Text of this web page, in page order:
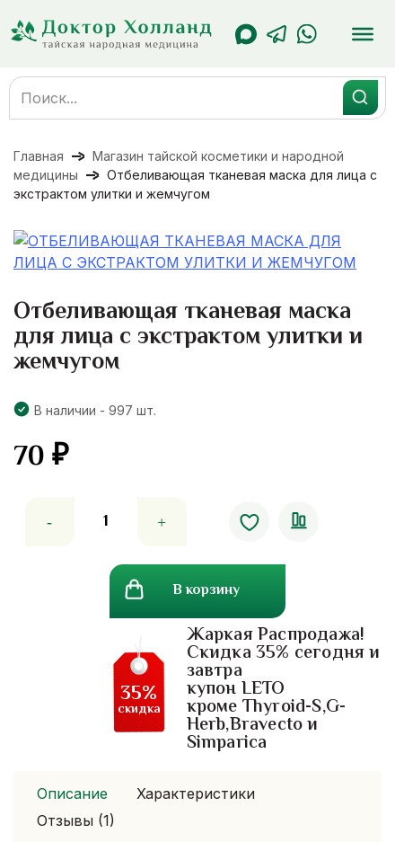
содержанию
Search
for:
Главная
Магазин тайской косметики и народной
медицины
Отбеливающая тканевая маска для лица с
экстрактом улитки и жемчугом
Отбеливающая тканевая маска
для лица с экстрактом улитки и
жемчугом
В наличии - 997 шт.
70₽
товара
В корзину
Жаркая Распродажа!
Скидка 35% сегодня и
завтра
купон LETO
кроме Thyroid-S,G-
Herb,Bravecto и
Simparica
35%
скидка
Описание
Характеристики
Отзывы (1)